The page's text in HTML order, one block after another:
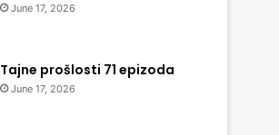
June 17, 2026
Tajne prošlosti 71 epizoda
June 17, 2026